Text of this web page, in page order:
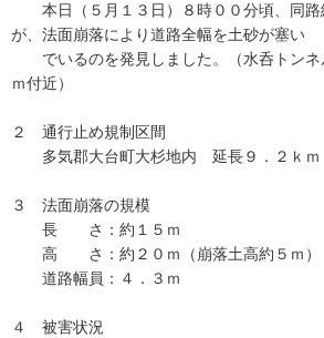
本日（５月１３日）８時００分頃、同路
が、法面崩落により道路全幅を土砂が塞い
でいるのを発見しました。（水呑トンネ
ｍ付近）
２ 通行止め規制区間
多気郡大台町大杉地内 延長９．２ｋｍ
３ 法面崩落の規模
長 さ：約１５ｍ
高 さ：約２０ｍ（崩落土高約５ｍ）
道路幅員：４．３ｍ
４ 被害状況